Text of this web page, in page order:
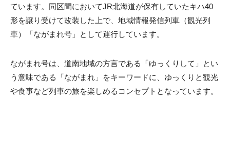
ています。同区間においてJR北海道が保有していたキハ40
形を譲り受けて改装した上で、地域情報発信列車（観光列
車）「ながまれ号」として運行しています。
ながまれ号は、道南地域の方言である「ゆっくりして」とい
う意味である「ながまれ」をキーワードに、ゆっくりと観光
や食事など列車の旅を楽しめるコンセプトとなっています。